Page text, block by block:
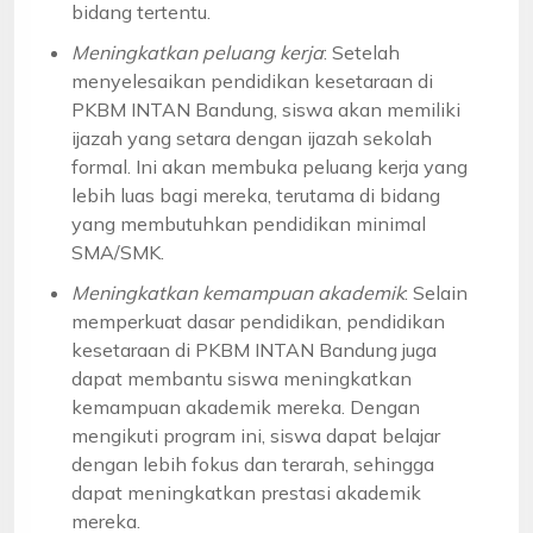
bidang tertentu.
Meningkatkan peluang kerja: Setelah
menyelesaikan pendidikan kesetaraan di
PKBM INTAN Bandung, siswa akan memiliki
ijazah yang setara dengan ijazah sekolah
formal. Ini akan membuka peluang kerja yang
lebih luas bagi mereka, terutama di bidang
yang membutuhkan pendidikan minimal
SMA/SMK.
Meningkatkan kemampuan akademik: Selain
memperkuat dasar pendidikan, pendidikan
kesetaraan di PKBM INTAN Bandung juga
dapat membantu siswa meningkatkan
kemampuan akademik mereka. Dengan
mengikuti program ini, siswa dapat belajar
dengan lebih fokus dan terarah, sehingga
dapat meningkatkan prestasi akademik
mereka.